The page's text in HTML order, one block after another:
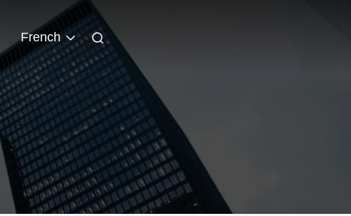
French